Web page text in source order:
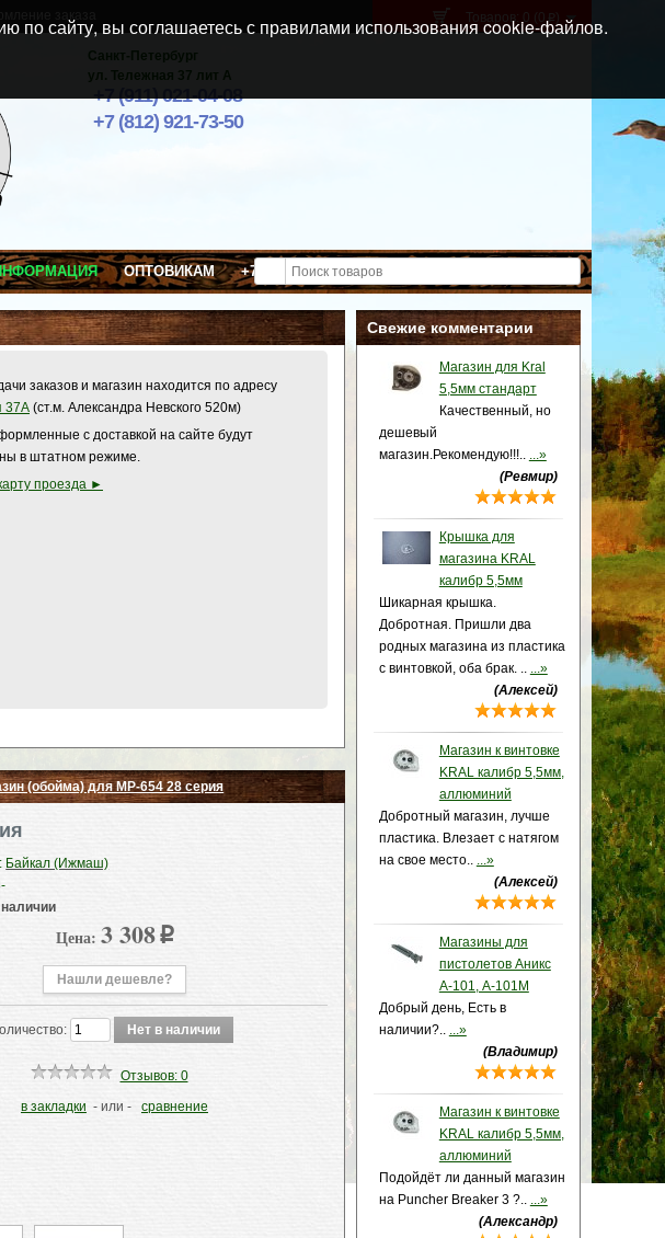
Санкт-Петербург
ул. Тележная 37 лит А
+7 (911) 021-04-08
+7 (812) 921-73-50
Товаров: 0 (0 p )
ОПТОВИКАМ +7 (911) 021-04-08
Свежие комментарии
Магазин для Kral
5,5мм стандарт
Качественный, но
дешевый
магазин.Рекомендую!!!.. ...»
(Ревмир)
Крышка для
магазина KRAL
калибр 5,5мм
Шикарная крышка.
Добротная. Пришли два
родных магазина из пластика
с винтовкой, оба брак. .. ...»
(Алексей)
Магазин к винтовке
KRAL калибр 5,5мм,
аллюминий
Добротный магазин, лучше
пластика. Влезает с натягом
на свое место.. ...»
(Алексей)
Магазины для
пистолетов Аникс
А-101, А-101М
Добрый день, Есть в
наличии?.. ...»
(Владимир)
Магазин к винтовке
KRAL калибр 5,5мм,
аллюминий
Подойдёт ли данный магазин
на Puncher Breaker 3 ?.. ...»
(Александр)
заказов и магазин находится по адресу
37А (ст.м. Александра Невского 520м)
с доставкой на сайте будут
в штатном режиме.
проезда ►
(обойма) для МР-654 28 серия
Байкал (Ижмаш)
Цена: 3 308p
Нашли дешевле?
Отзывов: 0
в закладки - или - сравнение
сайту, вы соглашаетесь с правилами использования cookie-файлов.